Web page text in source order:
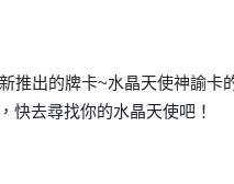
推出的牌卡~水晶天使神諭卡
快去尋找你的水晶天使吧！